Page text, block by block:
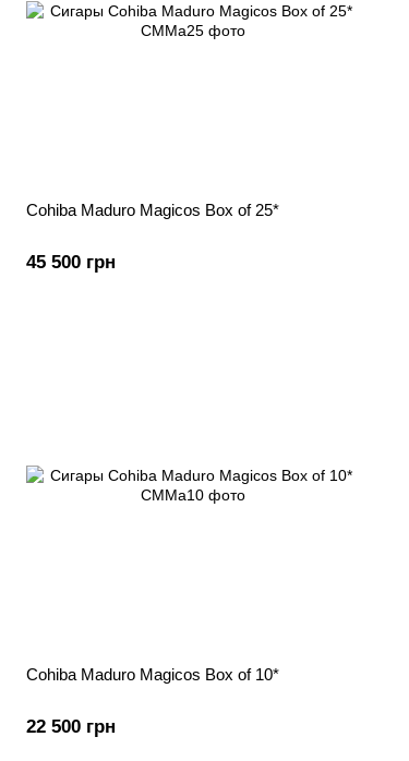
Cohiba Maduro Magicos Box of 25*
45 500 грн
Cohiba Maduro Magicos Box of 10*
22 500 грн